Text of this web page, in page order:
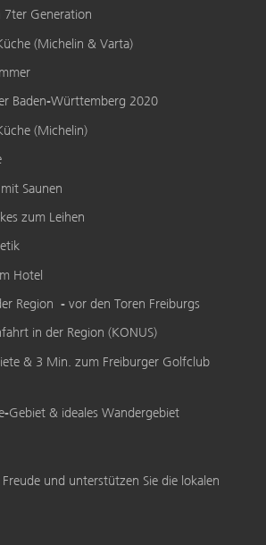
7ter Generation
(Michelin & Varta)
Baden-Württemberg 2020
(Michelin)
Saunen
zum Leihen
Hotel
Region - vor den Toren Freiburgs
in der Region (KONUS)
& 3 Min. zum Freiburger Golfclub
Gebiet & ideales Wandergebiet
Freude und unterstützen Sie die lokalen